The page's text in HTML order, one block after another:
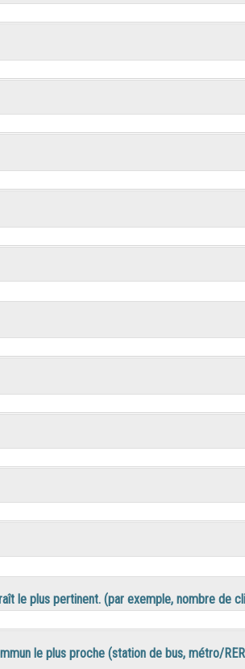
le plus pertinent. (par exemple, nombre de
le plus proche (station de bus, métro/